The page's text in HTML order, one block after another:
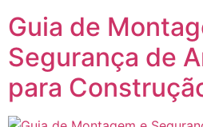
Guia de
Segurança de
para